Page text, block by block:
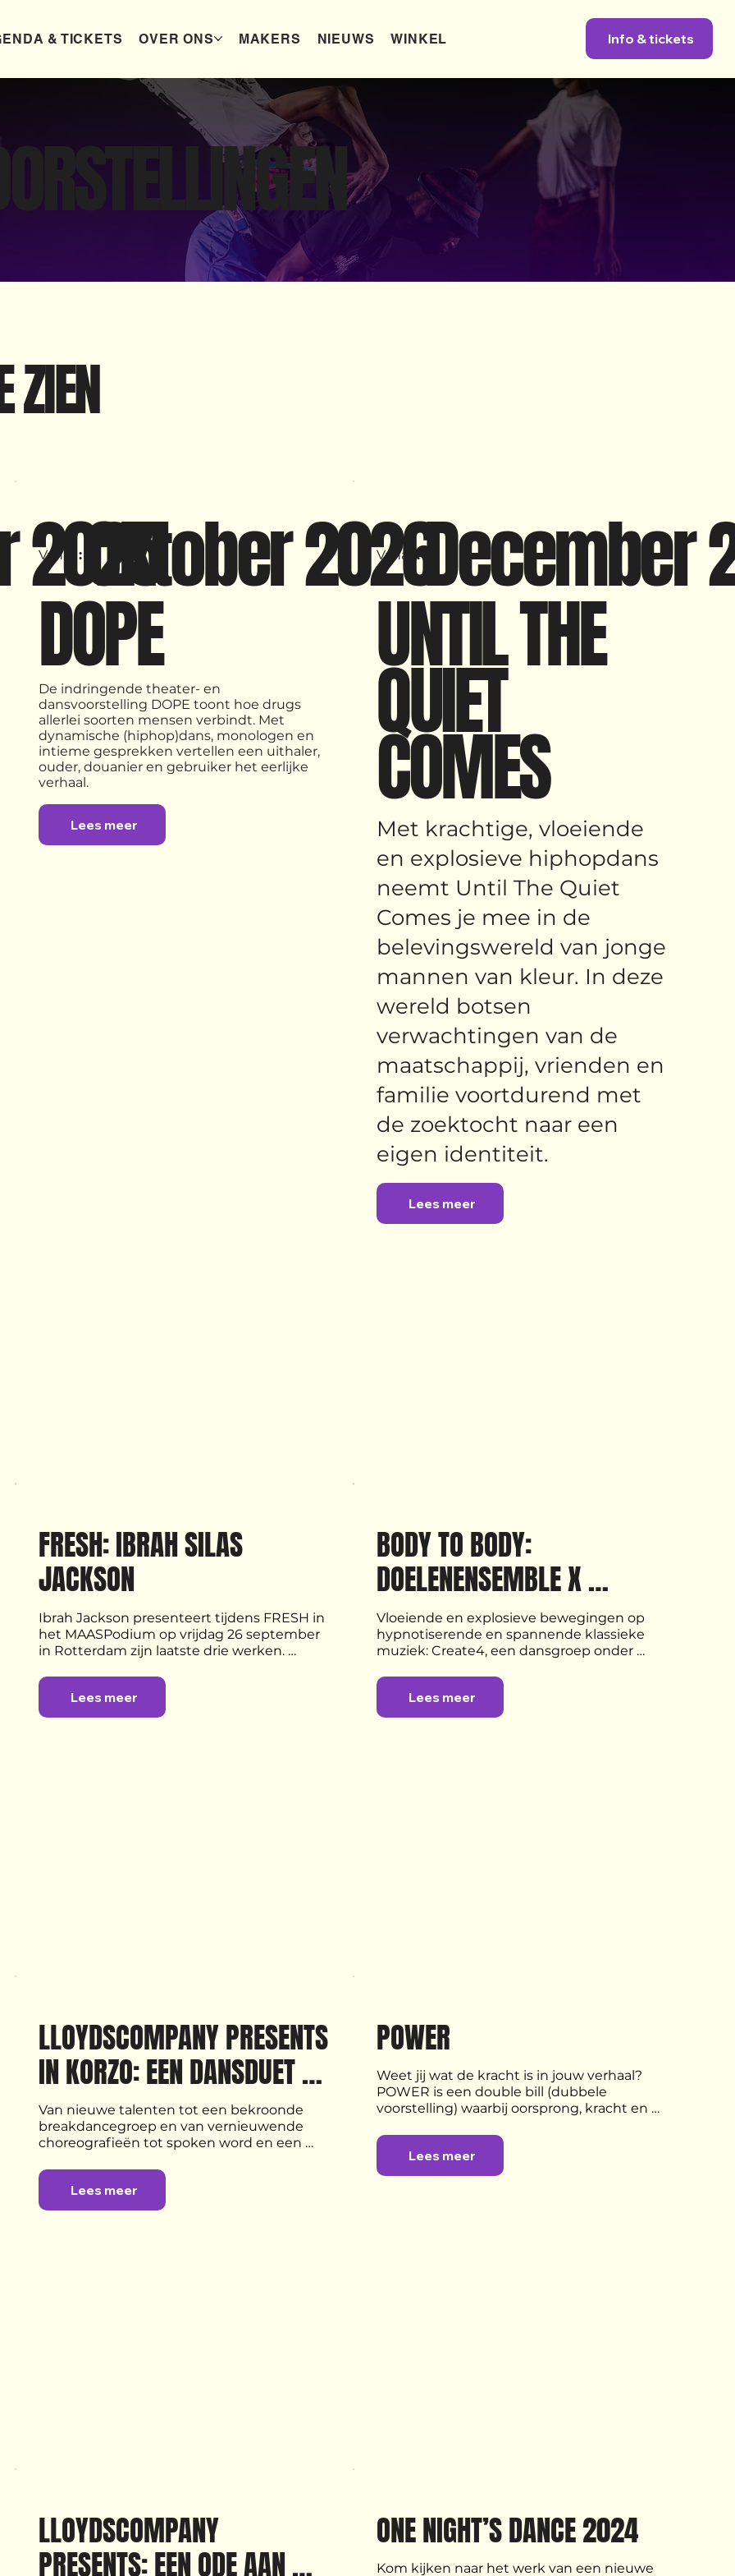
& TICKETS OVER ONS MAKERS NIEUWS WINKEL Info & tickets
ZIEN
2025
Vanaf : Oktober 2026
DOPE
De indringende theater- en
dansvoorstelling DOPE toont hoe drugs
allerlei soorten mensen verbindt. Met
dynamische (hiphop)dans, monologen en
intieme gesprekken vertellen een uithaler,
ouder, douanier en gebruiker het eerlijke
verhaal.
Lees meer
Vanaf : December
UNTIL THE
QUIET
COMES
Met krachtige, vloeiende
en explosieve hiphopdans
neemt Until The Quiet
Comes je mee in de
belevingswereld van jonge
mannen van kleur. In deze
wereld botsen
verwachtingen van de
maatschappij, vrienden en
familie voortdurend met
de zoektocht naar een
eigen identiteit.
Lees meer
FRESH: IBRAH SILAS
JACKSON
Ibrah Jackson presenteert tijdens FRESH in
het MAASPodium op vrijdag 26 september
in Rotterdam zijn laatste drie werken.
met grote ideeën. Iedere FRESH Friday is
een ander talent vormgever van een
avondvullend programma.
Lees meer
BODY TO BODY:
DOELENENSEMBLE X
CREATE4 VAN IBRAH SILAS
JACKSON
Vloeiende en explosieve bewegingen op
hypnotiserende en spannende klassieke
muziek: Create4, een dansgroep onder
to Body’ een spannende interactie aan met
de modern-klassieke klanken van het
DoelenEnsemble.
Lees meer
LLOYDSCOMPANY PRESENTS
IN KORZO: EEN DANSDUET
VAN DE HAAGSE HEAVY
HITTERS, SPOKEN WORD,
EEN DANSFILM & MEER
Van nieuwe talenten tot een bekroonde
breakdancegroep en van vernieuwende
choreografieën tot spoken word en een
choreograaf Lloyd Marengo een diversiteit
aan talenten en kunstvormen bij
Lloydscompany Presents. Dit keer is deze
Lees meer
POWER
Weet jij wat de kracht is in jouw verhaal?
POWER is een double bill (dubbele
voorstelling) waarbij oorsprong, kracht en
perspectieven, met twee powerful
performances. Beide voorstellingen nemen
je mee in de persoonlijke reis die de makers
Lees meer
LLOYDSCOMPANY
PRESENTS: EEN ODE AAN
ONE NIGHT’S DANCE 2024
Kom kijken naar het werk van een nieuwe